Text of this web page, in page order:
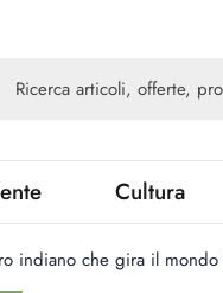
Cultura
indiano che gira il